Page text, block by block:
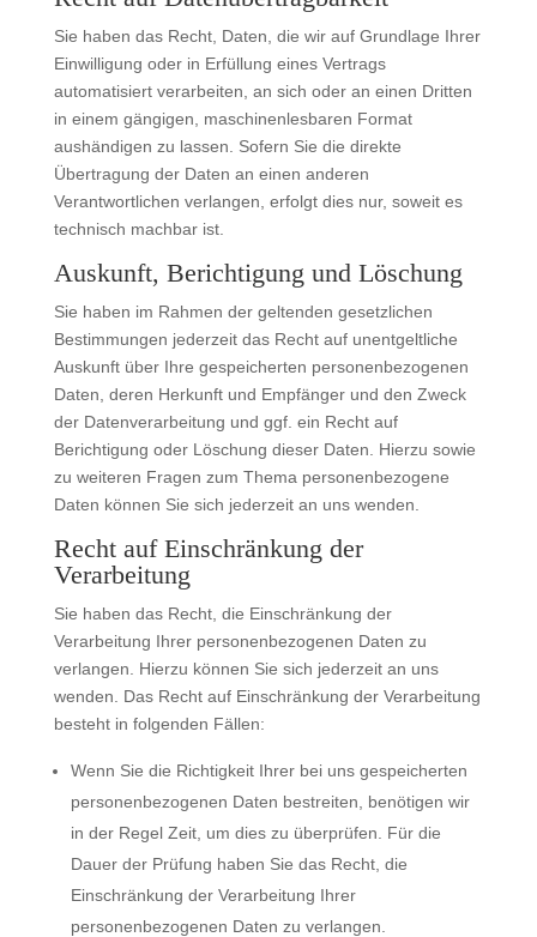
Sie haben das Recht, Daten, die wir auf Grundlage Ihrer
Einwilligung oder in Erfüllung eines Vertrags
automatisiert verarbeiten, an sich oder an einen Dritten
in einem gängigen, maschinenlesbaren Format
aushändigen zu lassen. Sofern Sie die direkte
Übertragung der Daten an einen anderen
Verantwortlichen verlangen, erfolgt dies nur, soweit es
technisch machbar ist.
Auskunft, Berichtigung und Löschung
Sie haben im Rahmen der geltenden gesetzlichen
Bestimmungen jederzeit das Recht auf unentgeltliche
Auskunft über Ihre gespeicherten personenbezogenen
Daten, deren Herkunft und Empfänger und den Zweck
der Datenverarbeitung und ggf. ein Recht auf
Berichtigung oder Löschung dieser Daten. Hierzu sowie
zu weiteren Fragen zum Thema personenbezogene
Daten können Sie sich jederzeit an uns wenden.
Recht auf Einschränkung der
Verarbeitung
Sie haben das Recht, die Einschränkung der
Verarbeitung Ihrer personenbezogenen Daten zu
verlangen. Hierzu können Sie sich jederzeit an uns
wenden. Das Recht auf Einschränkung der Verarbeitung
besteht in folgenden Fällen:
Wenn Sie die Richtigkeit Ihrer bei uns gespeicherten
personenbezogenen Daten bestreiten, benötigen wir
in der Regel Zeit, um dies zu überprüfen. Für die
Dauer der Prüfung haben Sie das Recht, die
Einschränkung der Verarbeitung Ihrer
personenbezogenen Daten zu verlangen.